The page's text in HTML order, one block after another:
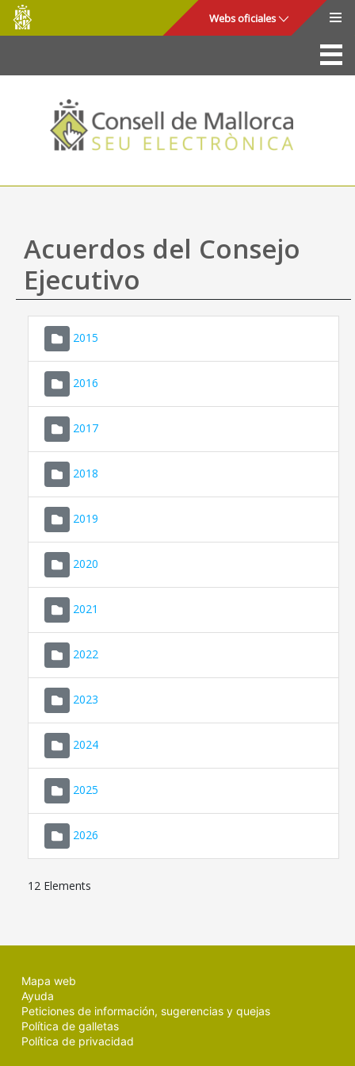
Saltar al contenido principal
Consell
de
Mallorca
Webs oficiales
La Sede
Consejo de Mallorca
Acceso y seguridad
Utilidades
Mapa web
Ayuda
Acuerdos del Consejo
Ejecutivo
2015
2016
2017
2018
2019
2020
2021
2022
2023
2024
2025
2026
12 Elements
Mapa web
Ayuda
Peticiones de información, sugerencias y quejas
Política de galletas
Política de privacidad